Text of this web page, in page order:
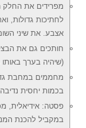
מפרידים את החלק
לחתיכות גדולות,
אצבע. את שיני
חותכים גם את
(שיהיה בערך באותו
מחממים במחבת
בכמות יחסית
פסטה: אידיאלית,
במקביל להכנת